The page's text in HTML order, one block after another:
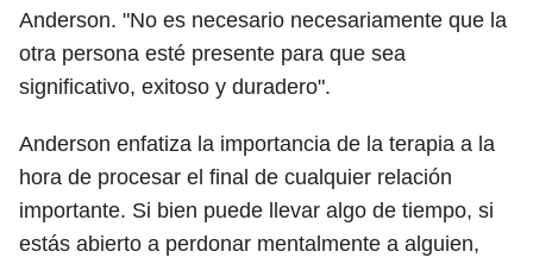
Anderson. "No es necesario necesariamente que la
otra persona esté presente para que sea
significativo, exitoso y duradero".
Anderson enfatiza la importancia de la terapia a la
hora de procesar el final de cualquier relación
importante. Si bien puede llevar algo de tiempo, si
estás abierto a perdonar mentalmente a alguien,